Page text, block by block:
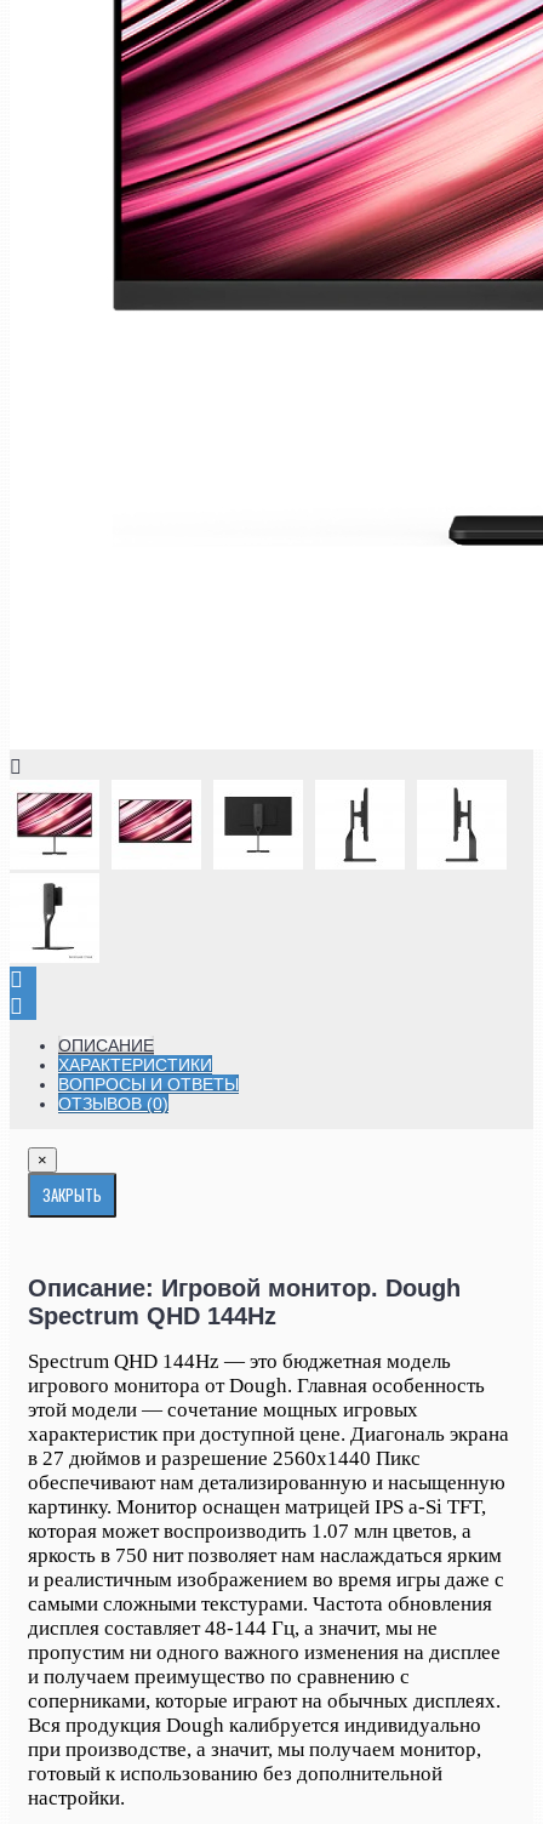
ОПИСАНИЕ
ХАРАКТЕРИСТИКИ
ВОПРОСЫ И ОТВЕТЫ
ОТЗЫВОВ (0)
×
ЗАКРЫТЬ
Описание: Игровой монитор. Dough
Spectrum QHD 144Hz
Spectrum QHD 144Hz — это бюджетная модель
игрового монитора от Dough. Главная особенность
этой модели — сочетание мощных игровых
характеристик при доступной цене. Диагональ экрана
в 27 дюймов и разрешение 2560х1440 Пикс
обеспечивают нам детализированную и насыщенную
картинку. Монитор оснащен матрицей IPS a-Si TFT,
которая может воспроизводить 1.07 млн цветов, а
яркость в 750 нит позволяет нам наслаждаться ярким
и реалистичным изображением во время игры даже с
самыми сложными текстурами. Частота обновления
дисплея составляет 48-144 Гц, а значит, мы не
пропустим ни одного важного изменения на дисплее
и получаем преимущество по сравнению с
соперниками, которые играют на обычных дисплеях.
Вся продукция Dough калибруется индивидуально
при производстве, а значит, мы получаем монитор,
готовый к использованию без дополнительной
настройки.